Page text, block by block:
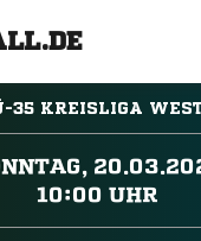
35 KREISLIGA
 